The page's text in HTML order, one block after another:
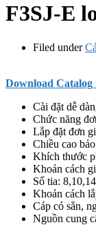
F3SJ-E
Filed under
Download Catalog
Cài đặt dễ
Chức năng
Lắp đặt đơn
Chiều cao
Khích thước
Khoản cách
Số tia:
Khoản cách
Cáp có sẳn,
Nguồn cung